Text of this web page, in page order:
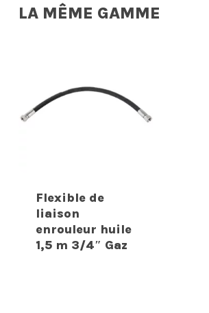
LA MÊME GAMME
Flexible de
liaison
enrouleur huile
1,5 m 3/4″ Gaz